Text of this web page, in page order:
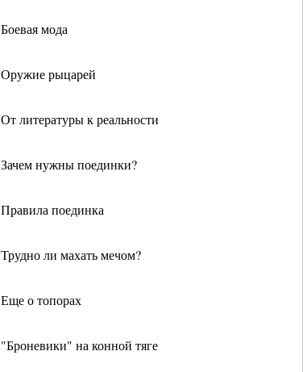
Боевая мода
Оружие рыцарей
От литературы к реальности
Зачем нужны поединки?
Правила поединка
Трудно ли махать мечом?
Еще о топорах
"Броневики" на конной тяге